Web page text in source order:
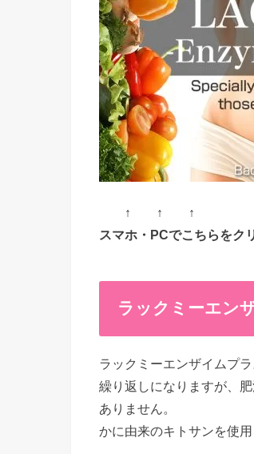
↑ ↑ ↑
スマホ・PCでこちらをク
ラックミーエン
ラックミーエンザイムプ
繰り返しになりますが、
ありません。
かに由来のキトサンを使